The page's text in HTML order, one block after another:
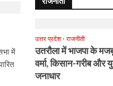
में
उत्तर प्रदेश • राजनीती
उतरौला में भाजपा के
वर्मा, किसान-गरीब
जनाधार